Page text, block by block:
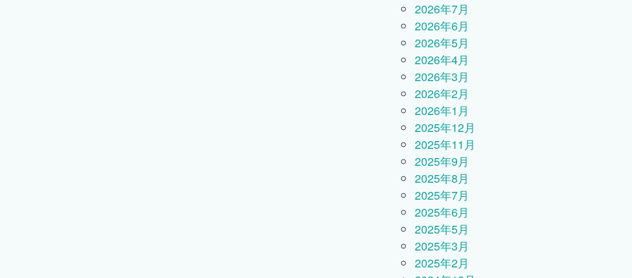
2026年7月
2026年6月
2026年5月
2026年4月
2026年3月
2026年2月
2026年1月
2025年12月
2025年11月
2025年9月
2025年8月
2025年7月
2025年6月
2025年5月
2025年3月
2025年2月